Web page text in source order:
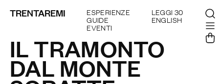
TRENTAREMI ESPERIENZE
GUIDE
EVENTI
LEGGI 30
ENGLISH
IL TRAMONTO
DAL MONTE